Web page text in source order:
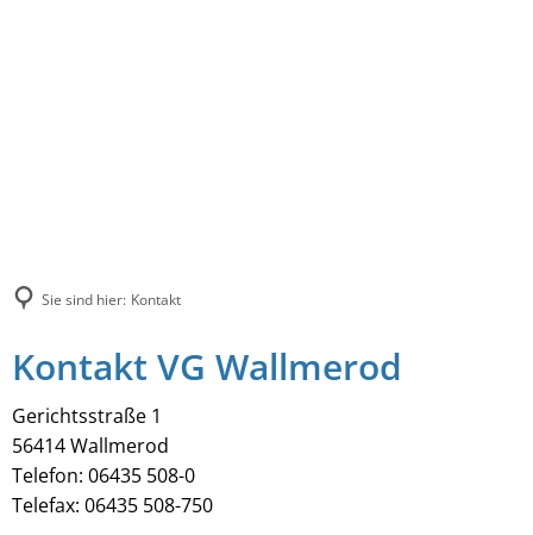
Sie sind hier: Kontakt
Kontakt VG Wallmerod
Gerichtsstraße 1
56414 Wallmerod
Telefon: 06435 508-0
Telefax: 06435 508-750